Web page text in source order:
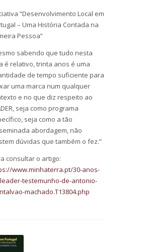
“Desenvolvimento Local em
– Uma História Contada na
Pessoa”
sabendo que tudo nesta
é relativo, trinta anos é uma
de tempo suficiente para
uma marca num qualquer
e no que diz respeito ao
seja como programa
seja como a tão
abordagem, não
dúvidas que também o fez.”
consultar o artigo:
www.minhaterra.pt/30-anos-
testemunho-de-antonio-
machado.T13804.php